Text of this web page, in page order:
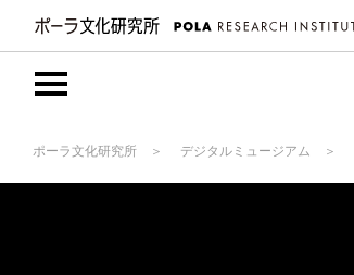
ポーラ文化研究所 デジタルミュージアム